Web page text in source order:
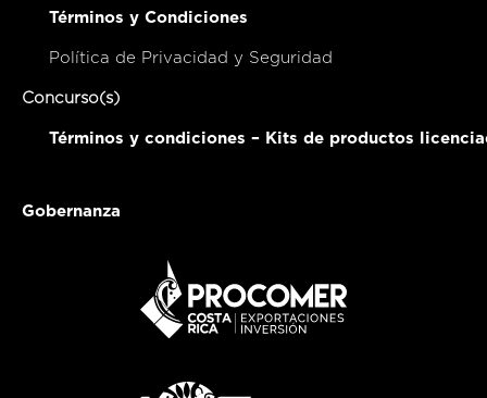
Términos y Condiciones
Política de Privacidad y Seguridad
Concurso(s)
Términos y condiciones – Kits de productos
Gobernanza